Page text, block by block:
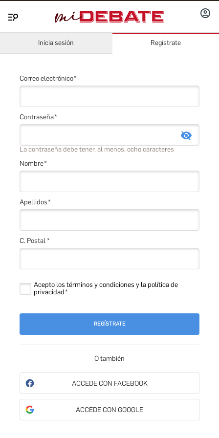
SESIÓN
Inicia sesión Regístrate
Correo electrónico
Contraseña
La contraseña debe tener, al menos, ocho caracteres
Nombre
Apellidos
C. Postal *
Acepto los términos y condiciones y la política de
privacidad
REGÍSTRATE
O también
ACCEDE CON FACEBOOK
ACCEDE CON GOOGLE